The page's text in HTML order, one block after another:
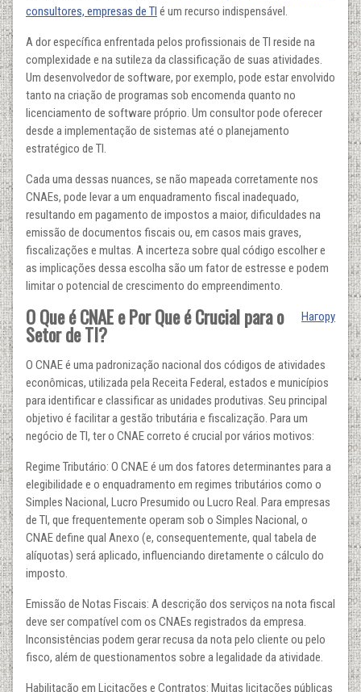
consultores, empresas de TI é um recurso indispensável.
A dor específica enfrentada pelos profissionais de TI reside na
complexidade e na sutileza da classificação de suas atividades.
Um desenvolvedor de software, por exemplo, pode estar envolvido
tanto na criação de programas sob encomenda quanto no
licenciamento de software próprio. Um consultor pode oferecer
desde a implementação de sistemas até o planejamento
estratégico de TI.
Cada uma dessas nuances, se não mapeada corretamente nos
CNAEs, pode levar a um enquadramento fiscal inadequado,
resultando em pagamento de impostos a maior, dificuldades na
emissão de documentos fiscais ou, em casos mais graves,
fiscalizações e multas. A incerteza sobre qual código escolher e
as implicações dessa escolha são um fator de estresse e podem
limitar o potencial de crescimento do empreendimento.
Нагору
O Que é CNAE e Por Que é Crucial para o
Setor de TI?
O CNAE é uma padronização nacional dos códigos de atividades
econômicas, utilizada pela Receita Federal, estados e municípios
para identificar e classificar as unidades produtivas. Seu principal
objetivo é facilitar a gestão tributária e fiscalização. Para um
negócio de TI, ter o CNAE correto é crucial por vários motivos:
Regime Tributário: O CNAE é um dos fatores determinantes para a
elegibilidade e o enquadramento em regimes tributários como o
Simples Nacional, Lucro Presumido ou Lucro Real. Para empresas
de TI, que frequentemente operam sob o Simples Nacional, o
CNAE define qual Anexo (e, consequentemente, qual tabela de
alíquotas) será aplicado, influenciando diretamente o cálculo do
imposto.
Emissão de Notas Fiscais: A descrição dos serviços na nota fiscal
deve ser compatível com os CNAEs registrados da empresa.
Inconsistências podem gerar recusa da nota pelo cliente ou pelo
fisco, além de questionamentos sobre a legalidade da atividade.
Habilitação em Licitações e Contratos: Muitas licitações públicas